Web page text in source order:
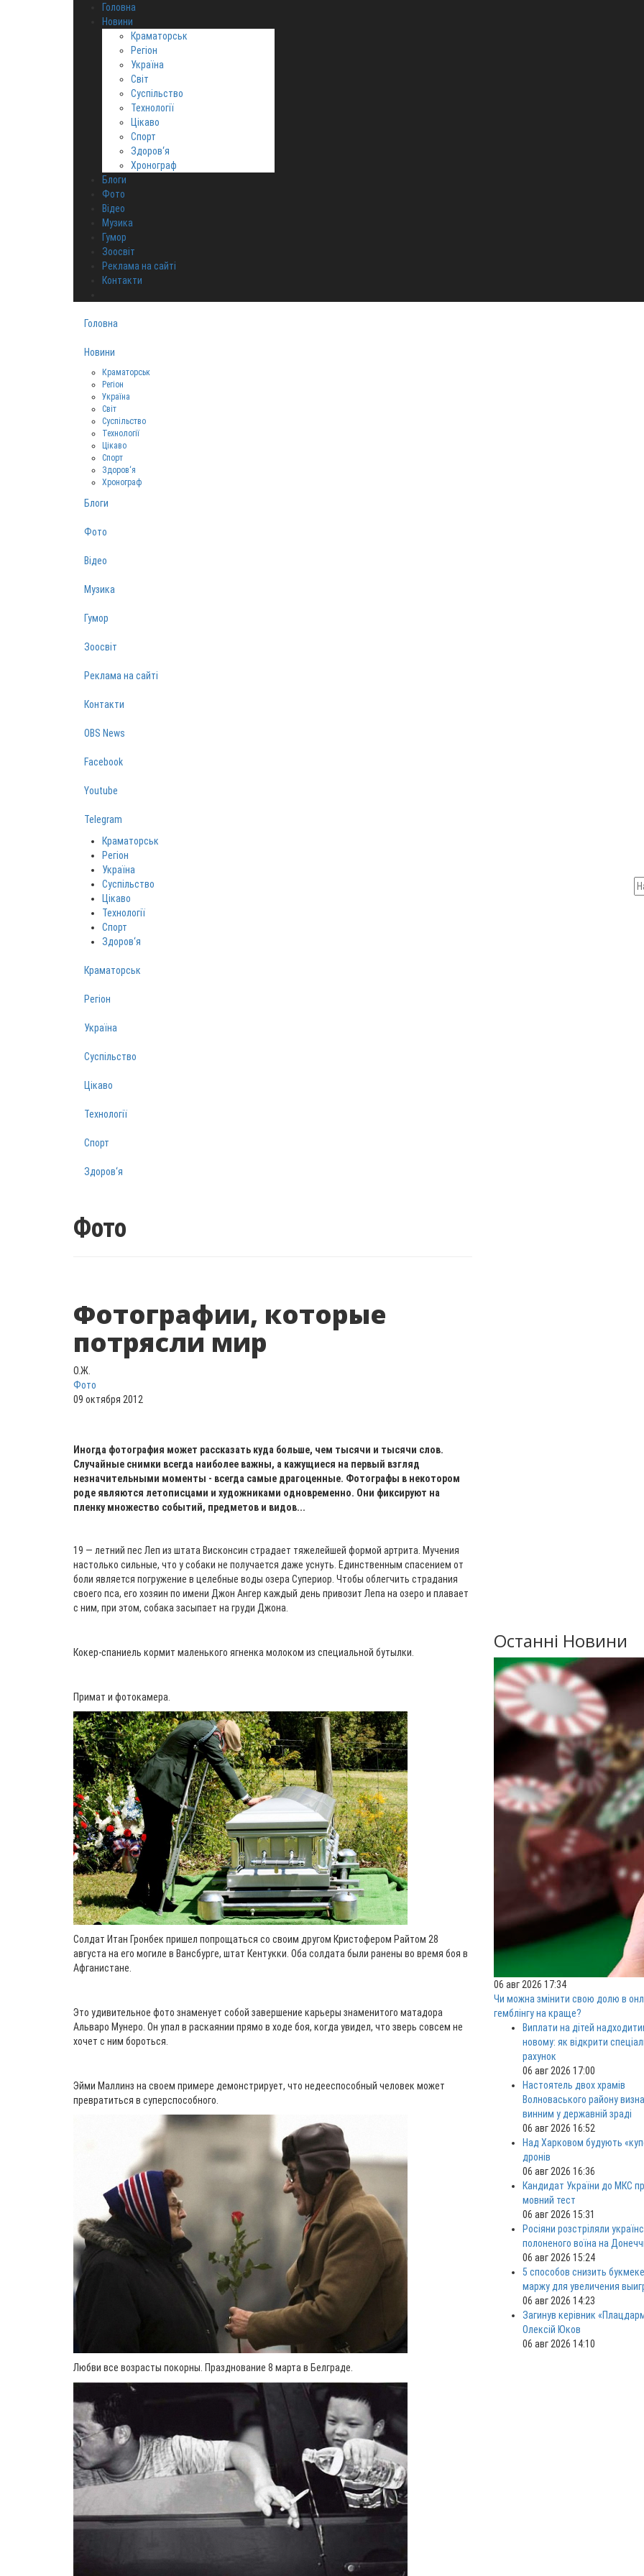
Головна
Новини
Краматорськ
Регіон
Україна
Світ
Суспільство
Технології
Цікаво
Спорт
Здоров‘я
Хронограф
Блоги
Фото
Відео
Музика
Гумор
Зоосвіт
Реклама на сайті
Контакти
Головна
Новини
Краматорськ
Регіон
Україна
Світ
Суспільство
Технології
Цікаво
Спорт
Здоров‘я
Хронограф
Блоги
Фото
Відео
Музика
Гумор
Зоосвіт
Реклама на сайті
Контакти
OBS News
Facebook
Youtube
Telegram
Краматорськ
Регіон
Україна
Суспільство
Цікаво
Технології
Спорт
Здоров‘я
Краматорськ
Регіон
Україна
Суспільство
Цікаво
Технології
Спорт
Здоров‘я
Фото
Фотографии, которые
потрясли мир
О.Ж.
Фото
09 октября 2012
Иногда фотография может рассказать куда больше, чем тысячи и тысячи слов.
Случайные снимки всегда наиболее важны, а кажущиеся на первый взгляд
незначительными моменты - всегда самые драгоценные. Фотографы в некотором
роде являются летописцами и художниками одновременно. Они фиксируют на
пленку множество событий, предметов и видов...
19 — летний пес Леп из штата Висконсин страдает тяжелейшей формой артрита. Мучения
настолько сильные, что у собаки не получается даже уснуть. Единственным спасением от
боли является погружение в целебные воды озера Супериор. Чтобы облегчить страдания
своего пса, его хозяин по имени Джон Ангер каждый день привозит Лепа на озеро и плавает
с ним, при этом, собака засыпает на груди Джона.
Кокер-спаниель кормит маленького ягненка молоком из специальной бутылки.
Примат и фотокамера.
Солдат Итан Гронбек пришел попрощаться со своим другом Кристофером Райтом 28
августа на его могиле в Вансбурге, штат Кентукки. Оба солдата были ранены во время боя в
Афганистане.
Это удивительное фото знаменует собой завершение карьеры знаменитого матадора
Альваро Мунеро. Он упал в раскаянии прямо в ходе боя, когда увидел, что зверь совсем не
хочет с ним бороться.
Эйми Маллинз на своем примере демонстрирует, что недееспособный человек может
превратиться в суперспособного.
Любви все возрасты покорны. Празднование 8 марта в Белграде.
Останні Новини
06 авг 2026 17:34
Чи можна змінити свою долю в
гемблінгу на краще?
Виплати на дітей
новому: як відкрити
рахунок
06 авг 2026 17:00
Настоятель двох храмів
Волноваського району
винним у державній зраді
06 авг 2026 16:52
Над Харковом будують
дронів
06 авг 2026 16:36
Кандидат України до МКС
мовний тест
06 авг 2026 15:31
Росіяни розстріляли
полоненого воїна на
06 авг 2026 15:24
5 способов снизить
маржу для увеличения
06 авг 2026 14:23
Загинув керівник
Олексій Юков
06 авг 2026 14:10